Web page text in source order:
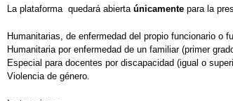
La plataforma quedará abierta únicamente para la
Humanitarias, de enfermedad del propio funcionario o
Humanitaria por enfermedad de un familiar (primer
Especial para docentes por discapacidad (igual o
Violencia de género.